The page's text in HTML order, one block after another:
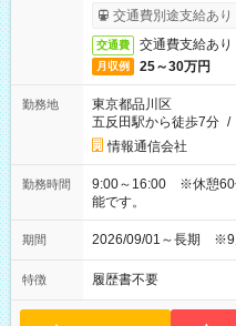
交通費別途支給あり
交通費 交通費支給あり
月収例 25～30万円
勤務地
東京都品川区
五反田駅から徒歩7分 /
情報通信会社
勤務時間
9:00～16:00 ※休憩60
能です。
期間 2026/09/01～長期 ※9
特徴 履歴書不要